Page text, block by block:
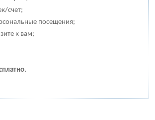
счет;
посещения;
к вам;